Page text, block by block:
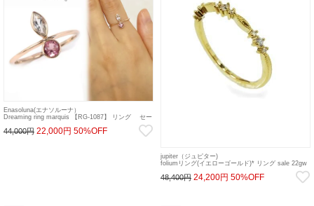
Enasoluna(エナソルーナ）
Dreaming ring marquis 【RG-1087】 リング セー
44,000円 22,000円 50%OFF
jupiter（ジュピター)
foliumリング(イエローゴールド)* リング sale 22gw
48,400円 24,200円 50%OFF